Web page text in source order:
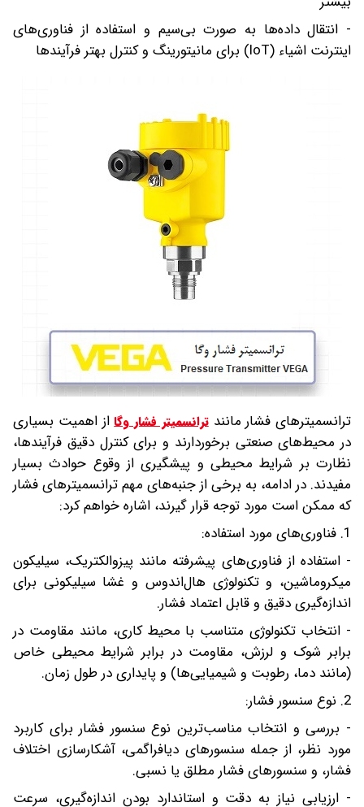
- انتقال داده‌ها به صورت بی‌سیم و استفاده از فناوری‌های
اینترنت اشیاء (IoT) برای مانیتورینگ و کنترل بهتر فرآیندها
ترانسمیترهای فشار مانندترانسمیتر فشار وگااز اهمیت بسیاری
در محیط‌های صنعتی برخوردارند و برای کنترل دقیق فرآیندها،
نظارت بر شرایط محیطی و پیشگیری از وقوع حوادث بسیار
مفیدند. در ادامه، به برخی از جنبه‌های مهم ترانسمیترهای فشار
که ممکن است مورد توجه قرار گیرند، اشاره خواهم کرد:
1. فناوری‌های مورد استفاده:
- استفاده از فناوری‌های پیشرفته مانند پیزوالکتریک، سیلیکون
میکروماشین، و تکنولوژی هال‌اندوس و غشا سیلیکونی برای
اندازه‌گیری دقیق و قابل اعتماد فشار.
- انتخاب تکنولوژی متناسب با محیط کاری، مانند مقاومت در
برابر شوک و لرزش، مقاومت در برابر شرایط محیطی خاص
(مانند دما، رطوبت و شیمیایی‌ها) و پایداری در طول زمان.
2. نوع سنسور فشار:
- بررسی و انتخاب مناسب‌ترین نوع سنسور فشار برای کاربرد
مورد نظر، از جمله سنسورهای دیافراگمی، آشکارسازی اختلاف
فشار، و سنسورهای فشار مطلق یا نسبی.
- ارزیابی نیاز به دقت و استاندارد بودن اندازه‌گیری، سرعت